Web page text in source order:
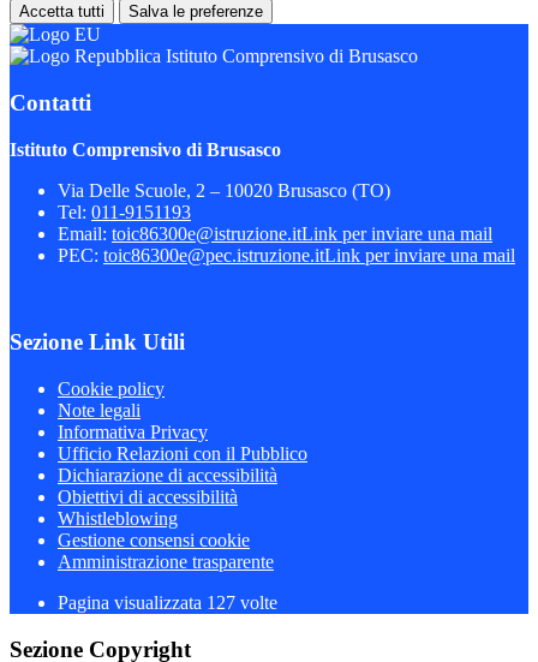
Accetta tutti Salva le preferenze
Istituto Comprensivo di Brusasco
Contatti
Istituto Comprensivo di Brusasco
Via Delle Scuole, 2 – 10020 Brusasco (TO)
Tel: 011-9151193
Email: toic86300e@istruzione.itLink per inviare una mail
PEC: toic86300e@pec.istruzione.itLink per inviare una mail
Sezione Link Utili
Cookie policy
Note legali
Informativa Privacy
Ufficio Relazioni con il Pubblico
Dichiarazione di accessibilità
Obiettivi di accessibilità
Whistleblowing
Gestione consensi cookie
Amministrazione trasparente
Pagina visualizzata 127 volte
Sezione Copyright